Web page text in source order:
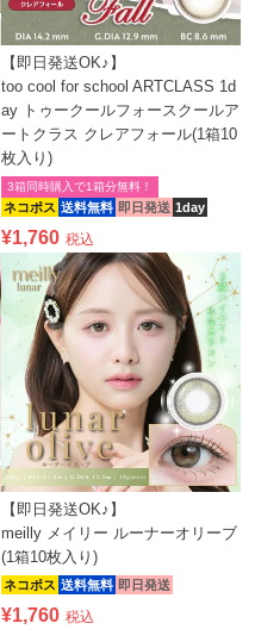
【即日発送OK♪】
too cool for school ARTCLASS 1d
ay トゥークールフォースクールア
ートクラス クレアフォール(1箱10
枚入り)
ネコポス 送料無料 即日発送 1day
3箱同時購入で1箱分無料！
¥1,760 税込
【即日発送OK♪】
meilly メイリー ルーナーオリーブ
(1箱10枚入り)
ネコポス 送料無料 即日発送
¥1,760 税込